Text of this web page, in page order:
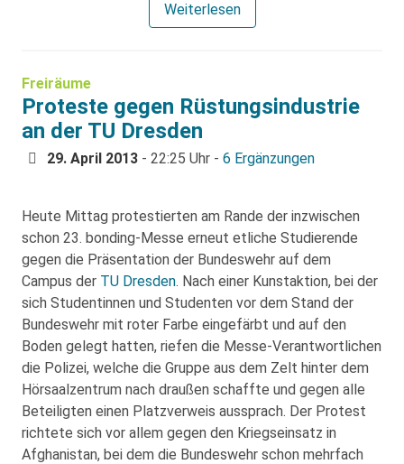
Weiterlesen
Freiräume
Proteste gegen Rüstungsindustrie
an der TU Dresden
29. April 2013 - 22:25 Uhr - 6 Ergänzungen
Heute Mittag protestierten am Rande der inzwischen
schon 23. bonding-Messe erneut etliche Studierende
gegen die Präsentation der Bundeswehr auf dem
Campus der TU Dresden. Nach einer Kunstaktion, bei der
sich Studentinnen und Studenten vor dem Stand der
Bundeswehr mit roter Farbe eingefärbt und auf den
Boden gelegt hatten, riefen die Messe-Verantwortlichen
die Polizei, welche die Gruppe aus dem Zelt hinter dem
Hörsaalzentrum nach draußen schaffte und gegen alle
Beteiligten einen Platzverweis aussprach. Der Protest
richtete sich vor allem gegen den Kriegseinsatz in
Afghanistan, bei dem die Bundeswehr schon mehrfach